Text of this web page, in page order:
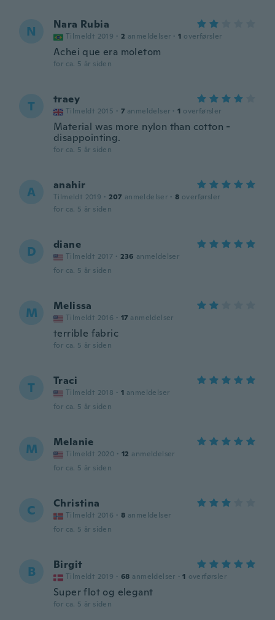
N Nara Rubia
Tilmeldt 2019 · 2 anmeldelser · 1 overførsler
Achei que era moletom
for ca. 5 år siden
T traey
Tilmeldt 2015 · 7 anmeldelser · 1 overførsler
Material was more nylon than cotton -
disappointing.
for ca. 5 år siden
A anahir
Tilmeldt 2019 · 207 anmeldelser · 8 overførsler
for ca. 5 år siden
D diane
Tilmeldt 2017 · 236 anmeldelser
for ca. 5 år siden
M Melissa
Tilmeldt 2016 · 17 anmeldelser
terrible fabric
for ca. 5 år siden
T Traci
Tilmeldt 2018 · 1 anmeldelser
for ca. 5 år siden
M Melanie
Tilmeldt 2020 · 12 anmeldelser
for ca. 5 år siden
C Christina
Tilmeldt 2016 · 8 anmeldelser
for ca. 5 år siden
B Birgit
Tilmeldt 2019 · 68 anmeldelser · 1 overførsler
Super flot og elegant
for ca. 5 år siden